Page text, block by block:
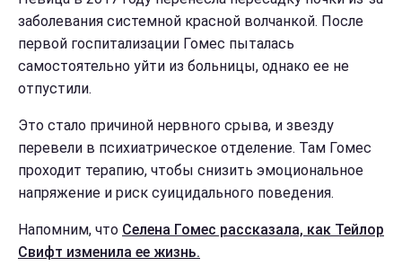
заболевания системной красной волчанкой. После
первой госпитализации Гомес пыталась
самостоятельно уйти из больницы, однако ее не
отпустили.
Это стало причиной нервного срыва, и звезду
перевели в психиатрическое отделение. Там Гомес
проходит терапию, чтобы снизить эмоциональное
напряжение и риск суицидального поведения.
Напомним, что Селена Гомес рассказала, как Тейлор
Свифт изменила ее жизнь.